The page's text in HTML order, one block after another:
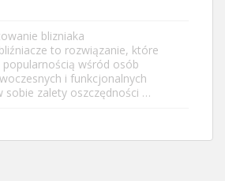
blizniaka
to rozwiązanie, które
popularnością wśród osób
i funkcjonalnych
sobie zalety oszczędności …